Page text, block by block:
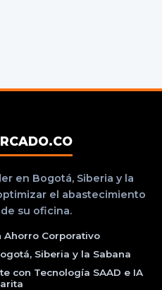
en Bogotá, Siberia y la
el abastecimiento
su oficina.
Ahorro Corporativo
Siberia y la Sabana
con Tecnología SAAD e IA